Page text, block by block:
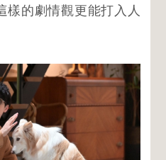
樣的劇情觀更能打入人